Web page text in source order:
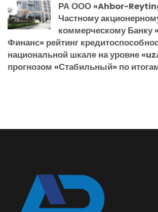
РА ООО «Ahbor-
Частному
коммерческому Банку
Финанс» рейтинг
национальной шкале на уровне
прогнозом «Стабильный» по